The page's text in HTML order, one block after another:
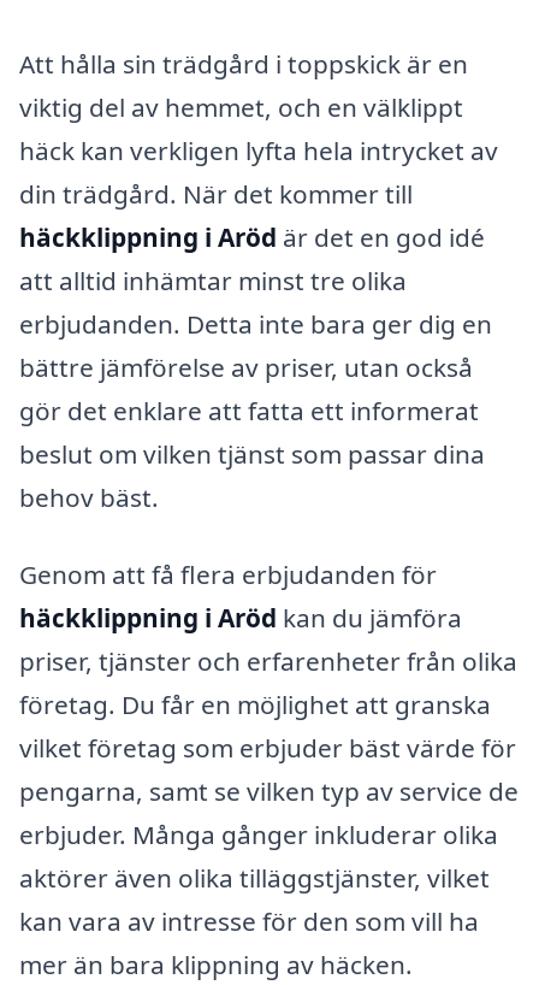
Att hålla sin trädgård i toppskick är en
viktig del av hemmet, och en välklippt
häck kan verkligen lyfta hela intrycket av
din trädgård. När det kommer till
häckklippning i Aröd är det en god idé
att alltid inhämtar minst tre olika
erbjudanden. Detta inte bara ger dig en
bättre jämförelse av priser, utan också
gör det enklare att fatta ett informerat
beslut om vilken tjänst som passar dina
behov bäst.
Genom att få flera erbjudanden för
häckklippning i Aröd kan du jämföra
priser, tjänster och erfarenheter från olika
företag. Du får en möjlighet att granska
vilket företag som erbjuder bäst värde för
pengarna, samt se vilken typ av service de
erbjuder. Många gånger inkluderar olika
aktörer även olika tilläggstjänster, vilket
kan vara av intresse för den som vill ha
mer än bara klippning av häcken.